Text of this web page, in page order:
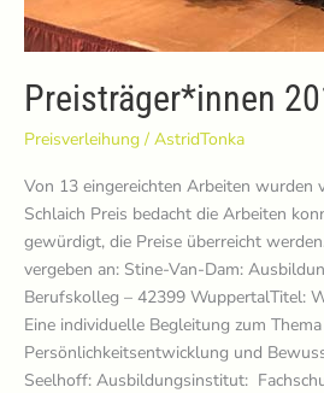
Preisträger*innen
Preisverleihung / AstridTonka
Von 13 eingereichten Arbeiten wurden
Schlaich Preis bedacht die Arbeiten
gewürdigt, die Preise überreicht
vergeben an: Stine-Van-Dam:
Berufskolleg – 42399 WuppertalTitel:
Eine individuelle Begleitung zum Thema
Persönlichkeitsentwicklung und
Seelhoff: Ausbildungsinstitut: